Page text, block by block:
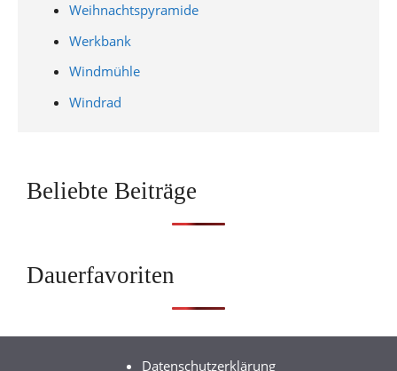
Weihnachtspyramide
Werkbank
Windmühle
Windrad
Beliebte Beiträge
Dauerfavoriten
Datenschutzerklärung